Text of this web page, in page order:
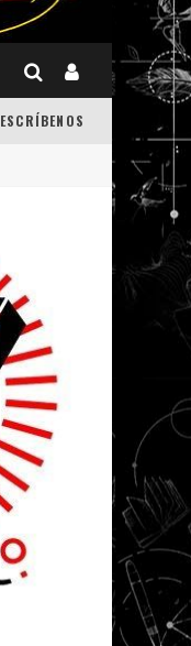
ESCRÍBENOS